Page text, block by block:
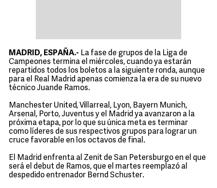
MADRID, ESPAÑA.- La fase de grupos de la Liga de
Campeones termina el miércoles, cuando ya estarán
repartidos todos los boletos a la siguiente ronda, aunque
para el Real Madrid apenas comienza la era de su nuevo
técnico Juande Ramos.
Manchester United, Villarreal, Lyon, Bayern Munich,
Arsenal, Porto, Juventus y el Madrid ya avanzaron a la
próxima etapa, por lo que su única meta es terminar
como líderes de sus respectivos grupos para lograr un
cruce favorable en los octavos de final.
El Madrid enfrenta al Zenit de San Petersburgo en el que
será el debut de Ramos, que el martes reemplazó al
despedido entrenador Bernd Schuster.